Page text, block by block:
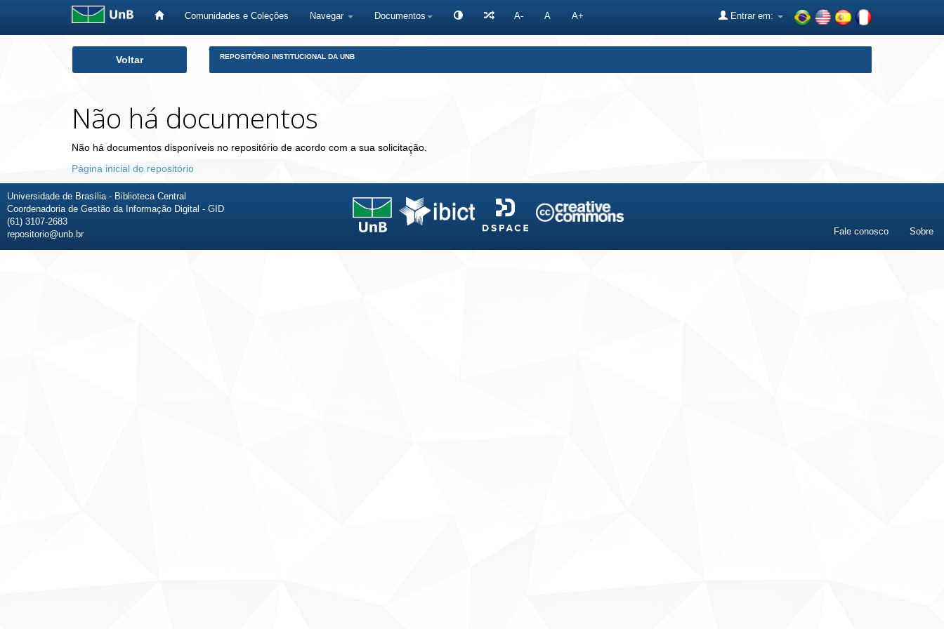
Comunidades e Coleções Navegar Documentos A- A A+ Entrar em:
Voltar REPOSITÓRIO INSTITUCIONAL DA UNB
Não há documentos
Não há documentos disponíveis no repositório de acordo com a sua solicitação.
Página inicial do repositório
Universidade de Brasília - Biblioteca Central
Coordenadoria de Gestão da Informação Digital - GID
(61) 3107-2683
repositorio@unb.br
Fale conosco Sobre